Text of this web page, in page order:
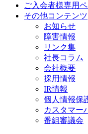
ご入会者様専用
その他コンテンツ
お知らせ
障害情報
リンク集
社長コラム
会社概要
採用情報
IR情報
個人情報保
カスタマー
番組審議会